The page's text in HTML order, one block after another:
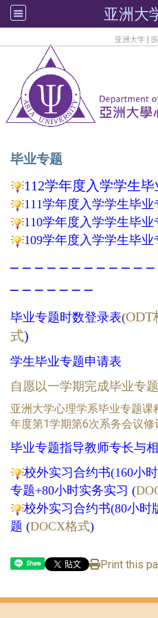
亚洲大
亚洲大学 |
毕业专题
112学年度入学学生
111学年度入学学生毕
110学年度入学学生毕
109学年度入学学生毕
– – – – – – – – – – – –
– – – – – – –
毕业专题时数登录表(ODT
式)
学生毕业专题申请表
自愿以一学期完成毕业专
亚洲大学心理学系毕业专题
年度第1学期第6次系务会议修
毕业专题指导教师专长与
校外实习合约书(160小
专题+80小时实务实习 (
校外实习合约书(80小时
题 (DOCX格式)
Share Print this